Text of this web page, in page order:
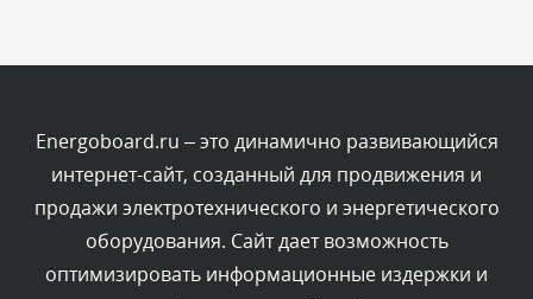
Комментарий проверяется
Текст комментария будет виден после проверки
администратором.
Вчера, в 15:09
Energoboard.ru – это динамично развивающийся
интернет-сайт, созданный для продвижения и
продажи электротехнического и энергетического
оборудования. Сайт дает возможность
оптимизировать информационные издержки и